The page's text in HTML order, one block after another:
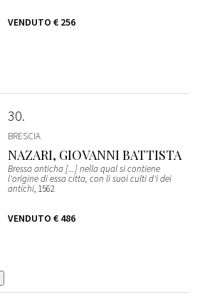
VENDUTO € 256
30
BRESCIA
NAZARI, GIOVANNI BATTISTA
Bressa anticha [...] nella qual si contiene
l'origine di essa citta, con li suoi culti d'i dei
antichi, 1562
VENDUTO € 486